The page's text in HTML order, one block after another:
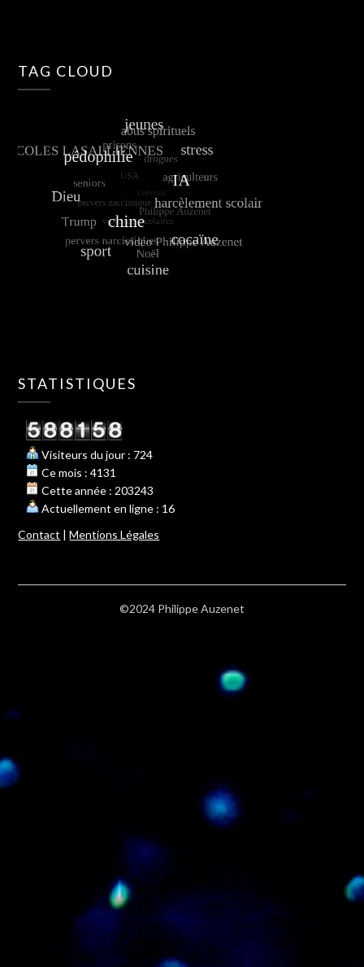
TAG CLOUD
STATISTIQUES
Visiteurs du jour : 724
Ce mois : 4131
Cette année : 203243
Actuellement en ligne : 16
Contact |Mentions Légales
©2024 Philippe Auzenet